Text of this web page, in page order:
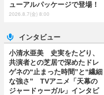
ューアルパッケージで登場！
2026.8.7(金) 8:00
インタビュー
小清水亜美 史実をたどり、
共演者との芝居で深めたドレ
ゲネの“止まった時間”と“繊細
な強さ” TVアニメ「天幕の
ジャードゥーガル」インタビ